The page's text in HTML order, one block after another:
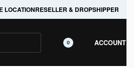
LOCATIONRESELLER & DROPSHIPPER
0 ACCOUNT